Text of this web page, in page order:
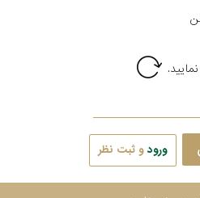
ورودو ثبت نظر